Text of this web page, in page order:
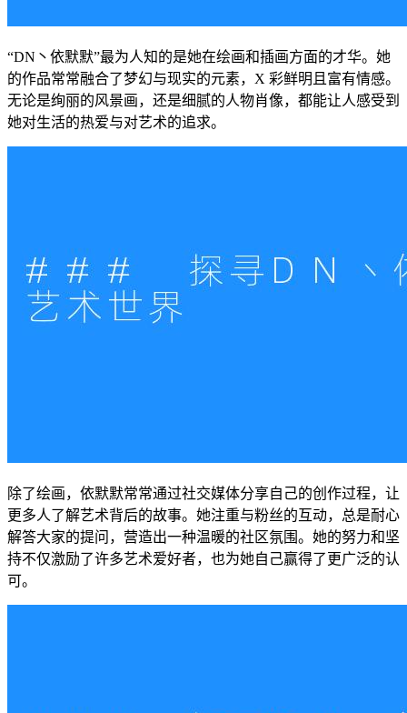
“DN丶依默默”最为人知的是她在绘画和插画方面的才华。她
的作品常常融合了梦幻与现实的元素，X 彩鲜明且富有情感。
无论是绚丽的风景画，还是细腻的人物肖像，都能让人感受到
她对生活的热爱与对艺术的追求。
除了绘画，依默默常常通过社交媒体分享自己的创作过程，让
更多人了解艺术背后的故事。她注重与粉丝的互动，总是耐心
解答大家的提问，营造出一种温暖的社区氛围。她的努力和坚
持不仅激励了许多艺术爱好者，也为她自己赢得了更广泛的认
可。